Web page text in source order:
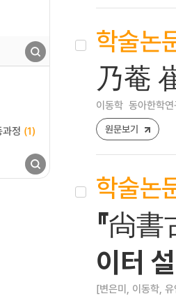
정 (1)
학술논
乃菴
이동학 동아한학
원문보기
학술논
『尙
이터
[변은미, 이동학,